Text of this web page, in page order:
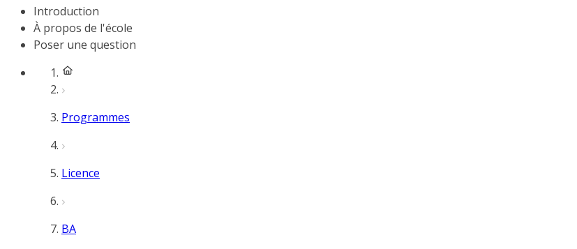
Introduction
À propos de l'école
Poser une question
Programmes
Licence
BA